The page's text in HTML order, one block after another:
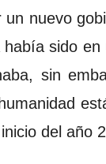
nuevo
sido
sin
del año